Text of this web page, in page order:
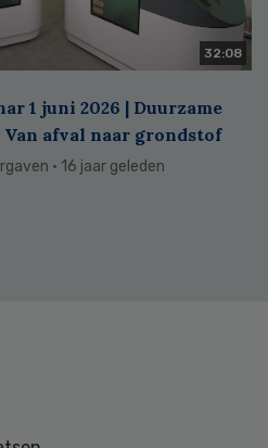
32:08
1 juni 2026 | Duurzame
Van afval naar grondstof
· 16 jaar geleden